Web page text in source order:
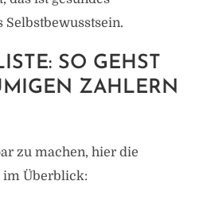
SO GEHST
ZAHLERN
zu machen, hier die
im Überblick: